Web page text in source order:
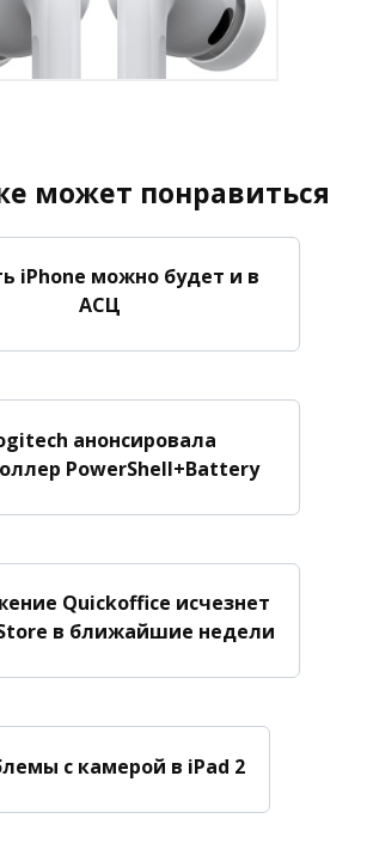
может понравиться
iPhone можно будет и в
АСЦ
анонсировала
PowerShell+Battery
Quickoffice исчезнет
в ближайшие недели
с камерой в iPad 2